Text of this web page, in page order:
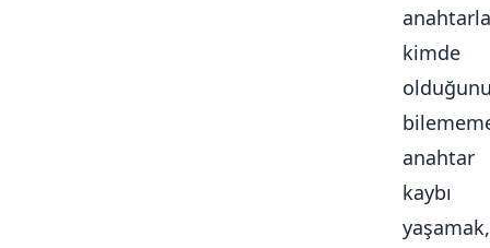
kimde
anahtar
kaybı
yaşamak,